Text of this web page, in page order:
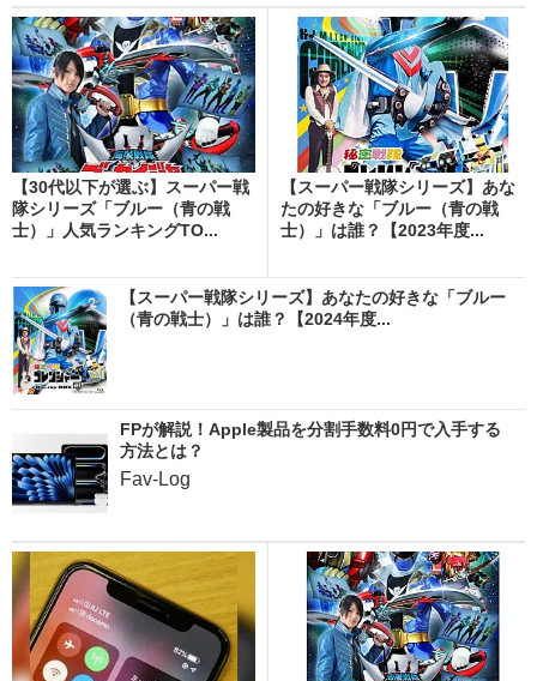
【30代以下が選ぶ】スーパー戦
隊シリーズ「ブルー（青の戦
士）」人気ランキングTO...
【スーパー戦隊シリーズ】あな
たの好きな「ブルー（青の戦
士）」は誰？【2023年度...
【スーパー戦隊シリーズ】あなたの好きな「ブルー
（青の戦士）」は誰？【2024年度...
FPが解説！Apple製品を分割手数料0円で入手する
方法とは？
Fav-Log